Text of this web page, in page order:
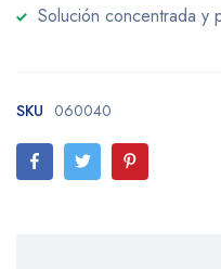
Solución concentrada y
SKU 060040